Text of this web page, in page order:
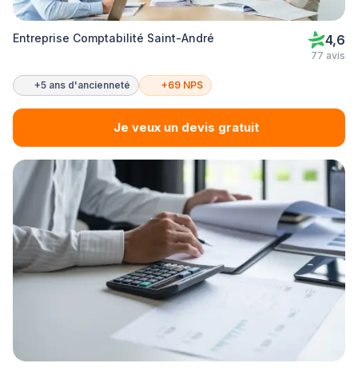
Entreprise Comptabilité Saint-André 4,6
77 avis
+5 ans d'ancienneté +69 NPS
Je veux un devis gratuit